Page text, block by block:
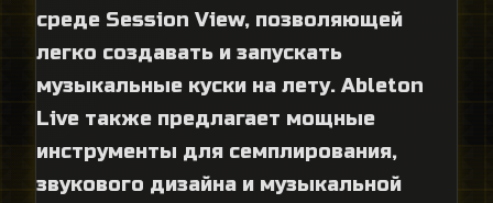
среде Session View, позволяющей
легко создавать и запускать
музыкальные куски на лету. Ableton
Live также предлагает мощные
инструменты для семплирования,
звукового дизайна и музыкальной